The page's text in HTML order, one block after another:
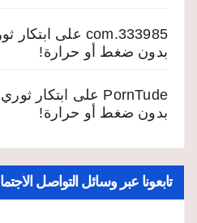
333985.com على ابتكار
بدون ضغط أو حرارة!
PornTude على ابتكار
بدون ضغط أو حرارة!
تابعونا عبر وسائل التواصل